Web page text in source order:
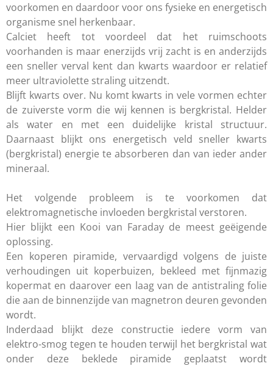
voorkomen en daardoor voor ons fysieke en energetisch
organisme snel herkenbaar.
Calciet heeft tot voordeel dat het ruimschoots
voorhanden is maar enerzijds vrij zacht is en anderzijds
een sneller verval kent dan kwarts waardoor er relatief
meer ultraviolette straling uitzendt.
Blijft kwarts over. Nu komt kwarts in vele vormen echter
de zuiverste vorm die wij kennen is bergkristal. Helder
als water en met een duidelijke kristal structuur.
Daarnaast blijkt ons energetisch veld sneller kwarts
(bergkristal) energie te absorberen dan van ieder ander
mineraal.
Het volgende probleem is te voorkomen dat
elektromagnetische invloeden bergkristal verstoren.
Hier blijkt een Kooi van Faraday de meest geëigende
oplossing.
Een koperen piramide, vervaardigd volgens de juiste
verhoudingen uit koperbuizen, bekleed met fijnmazig
kopermat en daarover een laag van de antistraling folie
die aan de binnenzijde van magnetron deuren gevonden
wordt.
Inderdaad blijkt deze constructie iedere vorm van
elektro-smog tegen te houden terwijl het bergkristal wat
onder deze beklede piramide geplaatst wordt